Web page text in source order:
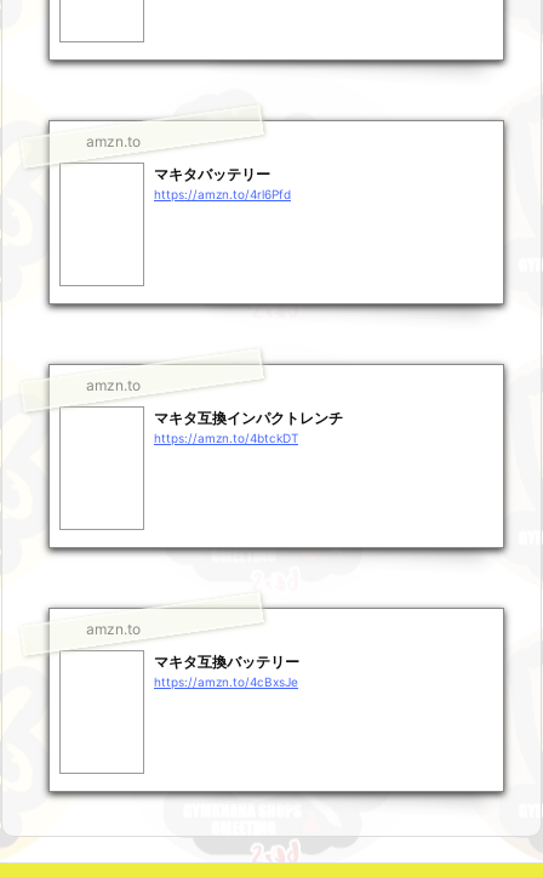
amzn.to
マキタバッテリー
https://amzn.to/4rl6Pfd
amzn.to
マキタ互換インパクトレンチ
https://amzn.to/4btckDT
amzn.to
マキタ互換バッテリー
https://amzn.to/4cBxsJe